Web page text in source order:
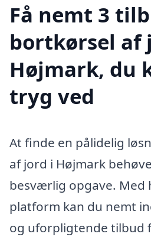
Få nemt 3
bortkørsel af
Højmark, du
tryg ved
At finde en pålidelig
af jord i Højmark
besværlig opgave. Med
platform kan du nemt
og uforpligtende tilbud